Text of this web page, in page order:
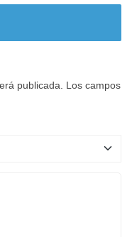
publicada.
Los campos